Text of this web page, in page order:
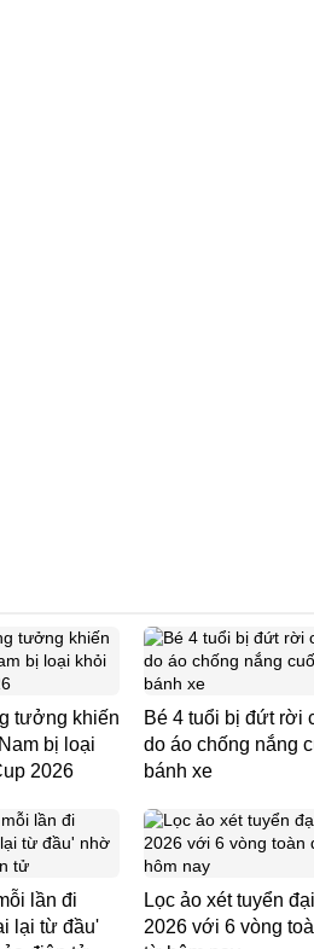
tưởng khiến
bị loại
2026
Bé 4 tuổi bị đứt rời
do áo chống nắng
bánh xe
lần đi
lại từ đầu'
Lọc ảo xét tuyển
2026 với 6 vòng